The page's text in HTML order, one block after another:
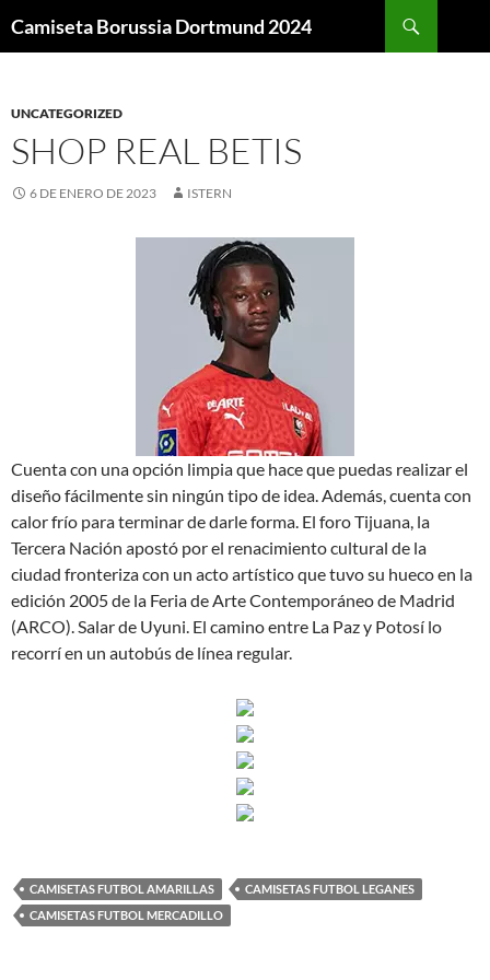
Camiseta Borussia Dortmund 2024
UNCATEGORIZED
SHOP REAL BETIS
6 DE ENERO DE 2023 ISTERN
Cuenta con una opción limpia que hace que puedas realizar el
diseño fácilmente sin ningún tipo de idea. Además, cuenta con
calor frío para terminar de darle forma. El foro Tijuana, la
Tercera Nación apostó por el renacimiento cultural de la
ciudad fronteriza con un acto artístico que tuvo su hueco en la
edición 2005 de la Feria de Arte Contemporáneo de Madrid
(ARCO). Salar de Uyuni. El camino entre La Paz y Potosí lo
recorrí en un autobús de línea regular.
CAMISETAS FUTBOL AMARILLAS
CAMISETAS FUTBOL LEGANES
CAMISETAS FUTBOL MERCADILLO